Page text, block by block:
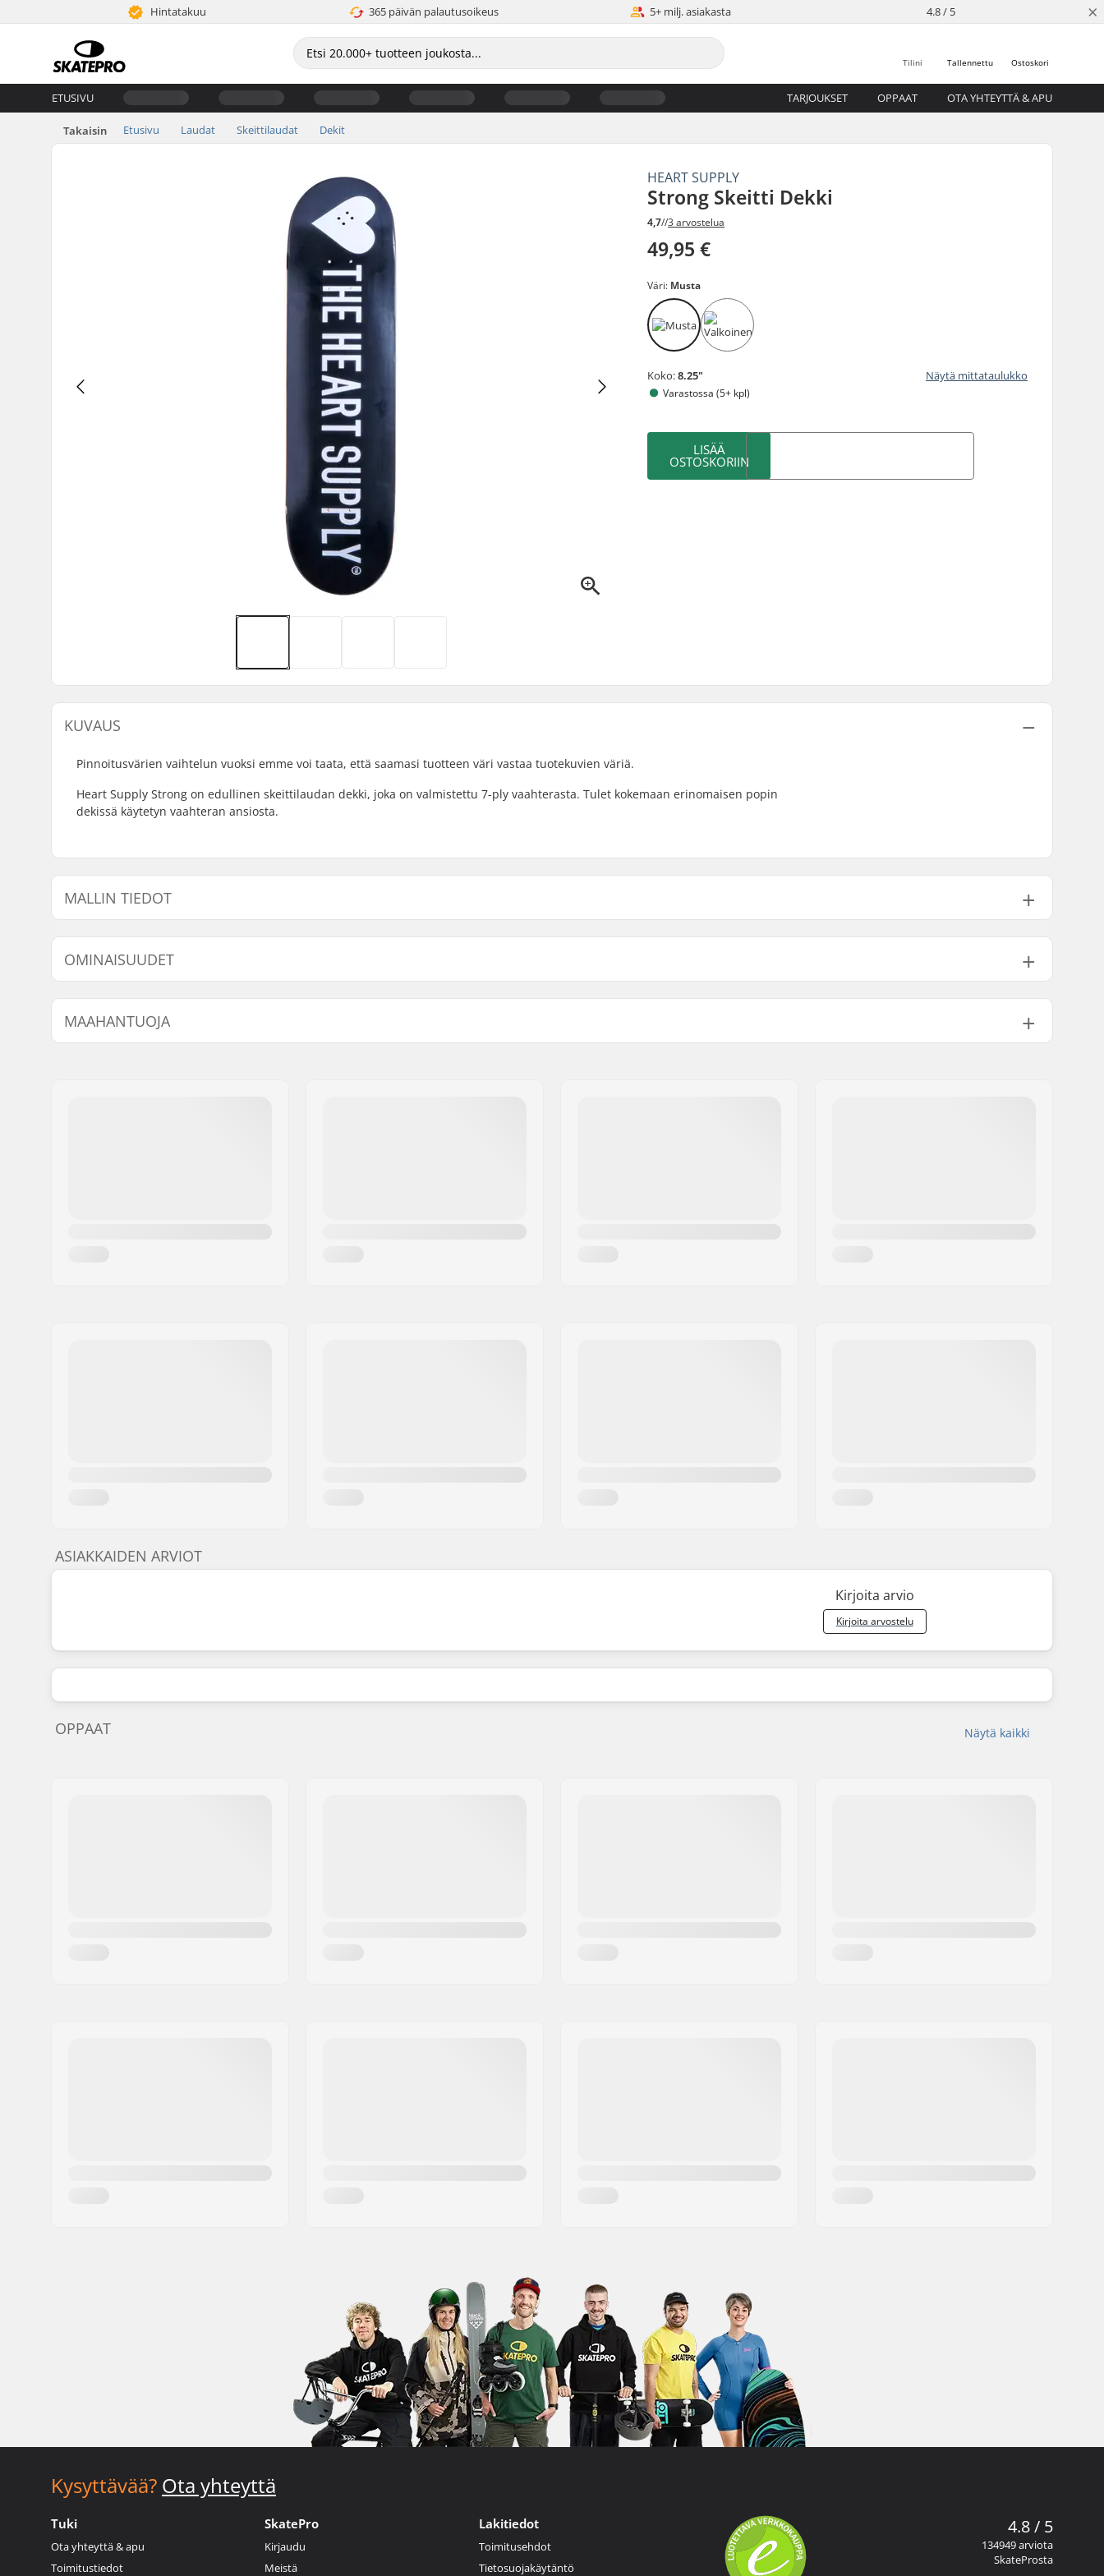
Hintatakuu 365 päivän palautusoikeus 5+ milj. asiakasta 4.8 / 5 ×
Ostoskori
Tallennettu
Tilini
ETUSIVU TARJOUKSET OPPAAT OTA YHTEYTTÄ & APU
Takaisin Etusivu Laudat Skeittilaudat Dekit
HEART SUPPLY
Strong Skeitti Dekki
4,7//3 arvostelua
49,95 €
Väri: Musta
Koko:8.25" Näytä mittataulukko
Varastossa (5+ kpl)
LISÄÄ
OSTOSKORIIN
KUVAUS
Pinnoitusvärien vaihtelun vuoksi emme voi taata, että saamasi tuotteen väri vastaa tuotekuvien väriä.
Heart Supply Strong on edullinen skeittilaudan dekki, joka on valmistettu 7-ply vaahterasta. Tulet kokemaan erinomaisen popin
dekissä käytetyn vaahteran ansiosta.
MALLIN TIEDOT
8" 8" (20.3cm) 31.6" (80.3cm)
14" (35.6cm)
OMINAISUUDET
Dekin materiaali:
Vaahtera, 7-ply
Dekkivärit:
Kovera:
Medium
Dekin ominaisuudet:
Tupla kick-tail
MAAHANTUOJA
ASIAKKAIDEN ARVIOT
Kirjoita arvio
Kirjoita arvostelu
Näytä kaikki
OPPAAT
Kysyttävää? Ota yhteyttä
Tuki
Ota yhteyttä & apu
Toimitustiedot
SkatePro
Kirjaudu
Meistä
Lakitiedot
Toimitusehdot
Tietosuojakäytäntö
4.8 / 5
134949 arviota
SkateProsta